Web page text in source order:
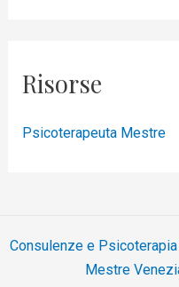
Risorse
Psicoterapeuta Mestre
Consulenze e
Mestre